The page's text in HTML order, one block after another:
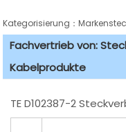
Kategorisierung：
Fachvertrieb von:
Kabelprodukte
TE D102387-2